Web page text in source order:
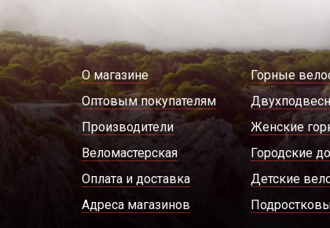
О магазине
Оптовым покупателям
Производители
Веломастерская
Оплата и доставка
Адреса магазинов
Горные
Женские
Городские
Детские